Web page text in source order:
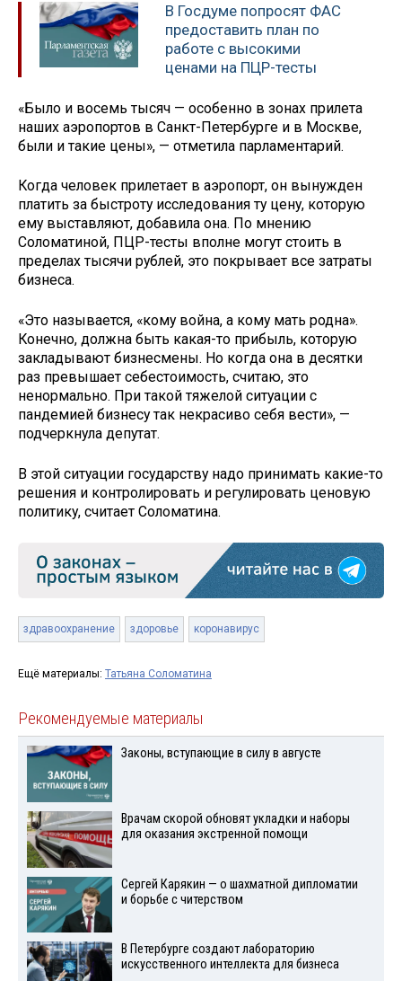
В Госдуме попросят ФАС
предоставить план по
работе с высокими
ценами на ПЦР-тесты
«Было и восемь тысяч — особенно в зонах прилета
наших аэропортов в Санкт-Петербурге и в Москве,
были и такие цены», — отметила парламентарий.
Когда человек прилетает в аэропорт, он вынужден
платить за быстроту исследования ту цену, которую
ему выставляют, добавила она. По мнению
Соломатиной, ПЦР-тесты вполне могут стоить в
пределах тысячи рублей, это покрывает все затраты
бизнеса.
«Это называется, «кому война, а кому мать родна».
Конечно, должна быть какая-то прибыль, которую
закладывают бизнесмены. Но когда она в десятки
раз превышает себестоимость, считаю, это
ненормально. При такой тяжелой ситуации с
пандемией бизнесу так некрасиво себя вести», —
подчеркнула депутат.
В этой ситуации государству надо принимать какие-то
решения и контролировать и регулировать ценовую
политику, считает Соломатина.
здравоохранение здоровье коронавирус
Ещё материалы: Татьяна Соломатина
Рекомендуемые материалы
Законы, вступающие в силу в августе
Врачам скорой обновят укладки и наборы
для оказания экстренной помощи
Сергей Карякин — о шахматной дипломатии
и борьбе с читерством
В Петербурге создают лабораторию
искусственного интеллекта для бизнеса